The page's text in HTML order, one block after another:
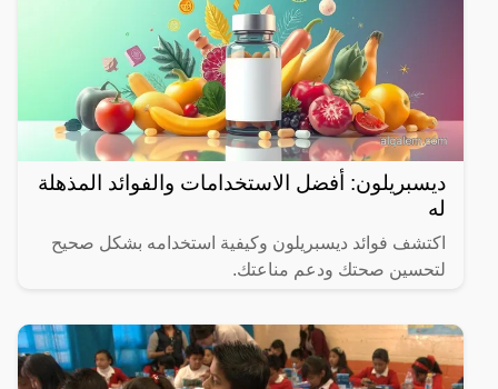
ديسبريلون: أفضل الاستخدامات والفوائد المذهلة
له
اكتشف فوائد ديسبريلون وكيفية استخدامه بشكل صحيح
لتحسين صحتك ودعم مناعتك.